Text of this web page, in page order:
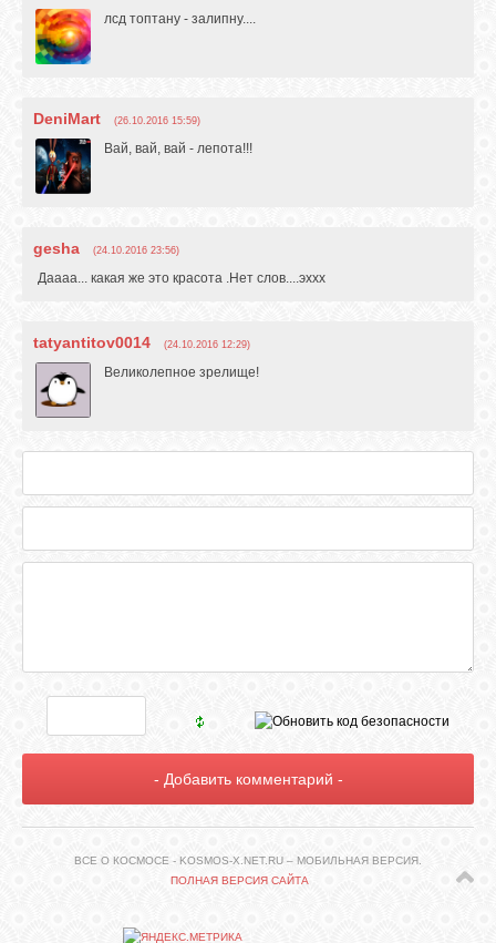
лсд топтану - залипну....
DeniMart (26.10.2016 15:59)
Вай, вай, вай - лепота!!!
gesha (24.10.2016 23:56)
Даааа... какая же это красота .Нет слов....эххх
tatyantitov0014 (24.10.2016 12:29)
Великолепное зрелище!
ВСЕ О КОСМОСЕ - KOSMOS-X.NET.RU – МОБИЛЬНАЯ ВЕРСИЯ.
ПОЛНАЯ ВЕРСИЯ САЙТА